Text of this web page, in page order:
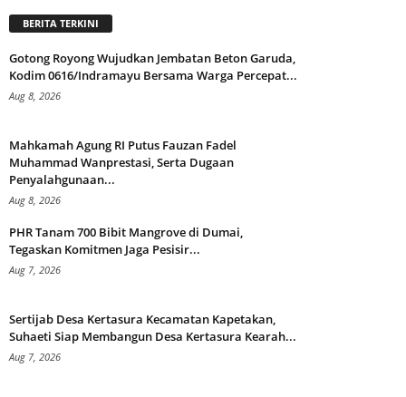
BERITA TERKINI
Gotong Royong Wujudkan Jembatan Beton Garuda,
Kodim 0616/Indramayu Bersama Warga Percepat...
Aug 8, 2026
Mahkamah Agung RI Putus Fauzan Fadel
Muhammad Wanprestasi, Serta Dugaan
Penyalahgunaan...
Aug 8, 2026
PHR Tanam 700 Bibit Mangrove di Dumai,
Tegaskan Komitmen Jaga Pesisir...
Aug 7, 2026
Sertijab Desa Kertasura Kecamatan Kapetakan,
Suhaeti Siap Membangun Desa Kertasura Kearah...
Aug 7, 2026